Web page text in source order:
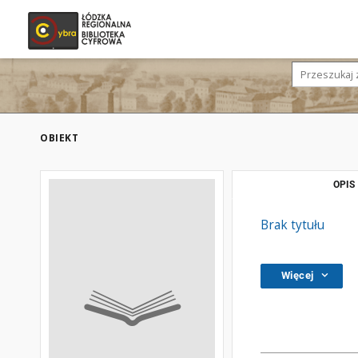
OBIEKT
OPIS
Brak tytułu
Więcej